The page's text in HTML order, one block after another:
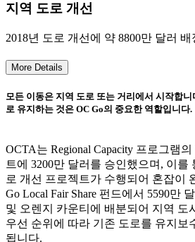
지역 도로 개선
2018년 도로 개선에 약 8800만 달러 배
More Details
모든 이동은 지역 도로 또는 거리에서 시작합
로 유지하는 것은 OC Go의 중요한 역할입니다.
OCTA는 Regional Capacity 프로그램
트에 3200만 달러를 승인했으며, 이를
로 개선 프로젝트가 수행되어 혼잡이
Go Local Fair Share 펀드에서 5590만
및 오렌지 카운티에 배분되어 지역 도
우선 순위에 따라 기존 도로를 유지보
됩니다.